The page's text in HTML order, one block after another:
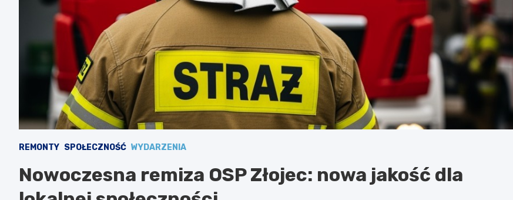
REMONTY SPOŁECZNOŚĆ WYDARZENIA
Nowoczesna remiza OSP Złojec: nowa jakość dla